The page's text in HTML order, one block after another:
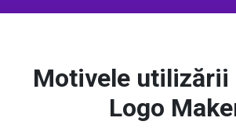
Motivele utilizării
Logo